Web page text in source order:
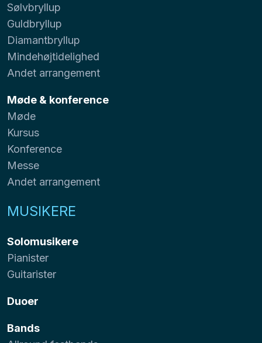
Sølvbryllup
Guldbryllup
Diamantbryllup
Mindehøjtidelighed
Andet arrangement
Møde & konference
Møde
Kursus
Konference
Messe
Andet arrangement
MUSIKERE
Solomusikere
Pianister
Guitarister
Duoer
Bands